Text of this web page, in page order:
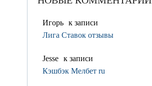
Игорь к записи
Лига Ставок отзывы
Jesse к записи
Кэшбэк Мелбет ru